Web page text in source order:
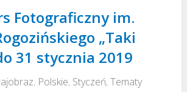
Fotograficzny im.
„Taki
31 stycznia 2019
, Polskie, Styczeń,Tematy